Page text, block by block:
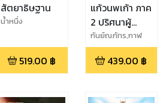
สัตยาธิษฐาน
น้ำหนึ่ง
519.00 ฿
แก้วนพเก้า ภาค
2 ปริศนาผู้
ครอบครอง 1
กันย์ณภัทร,กาฬ
รหัสย์,นานะจัง
439.00 ฿